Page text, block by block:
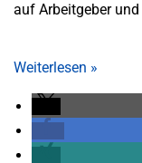
auf Arbeitgeber und
Weiterlesen »